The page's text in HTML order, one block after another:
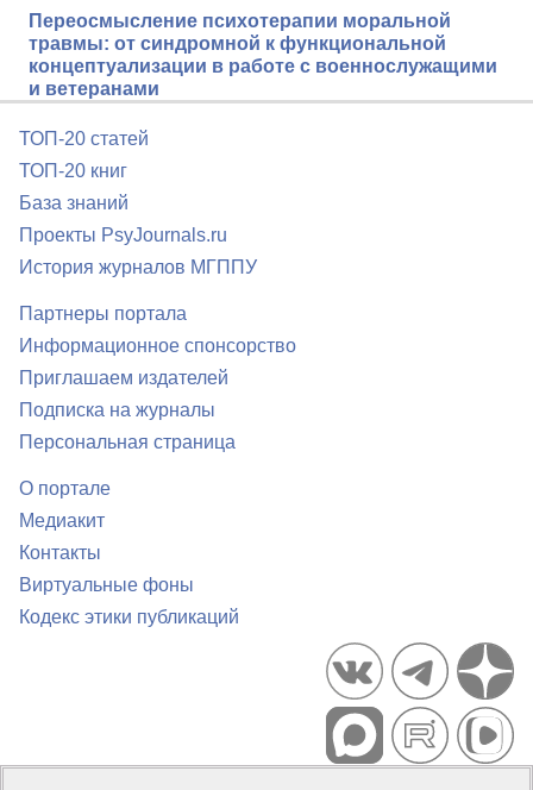
Переосмысление психотерапии моральной
травмы: от синдромной к функциональной
концептуализации в работе с военнослужащими
и ветеранами
ТОП-20 статей
ТОП-20 книг
База знаний
Проекты PsyJournals.ru
История журналов МГППУ
Партнеры портала
Информационное спонсорство
Приглашаем издателей
Подписка на журналы
Персональная страница
О портале
Медиакит
Контакты
Виртуальные фоны
Кодекс этики публикаций